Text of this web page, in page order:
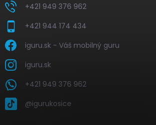
+421 949 376 962
+421 944 174 434
iguru.sk - Váš mobilný guru
iguru.sk
+421 949 376 962
@igurukosice